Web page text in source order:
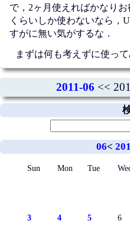
で，2ヶ月使えればかなり
くらいしか使わないなら，
すがに無い気がするな．
まずは何も考えずに使っ
2011-06 <<
06<
Sun Mon Tue
3 4 5 6